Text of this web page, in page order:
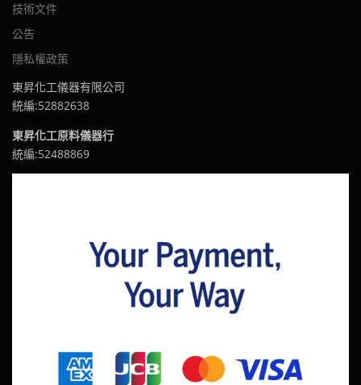
技術文件
公告
隱私權政策
東昇化工儀器有限公司
統編:52882638
東昇化工原料儀器行
統編:52488869